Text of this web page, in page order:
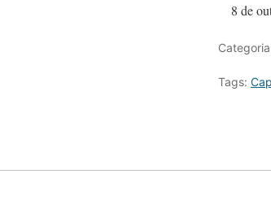
Data
8 de
Tags: